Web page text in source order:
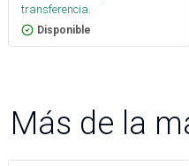
transferencia.
Disponible
Más de la